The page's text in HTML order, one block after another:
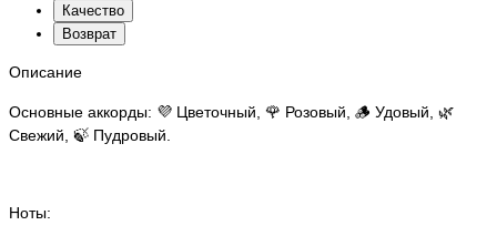
Качество
Возврат
Описание
Основные аккорды: 💜 Цветочный, 🌹 Розовый, 🪵 Удовый, 🌿
Свежий, 🍃 Пудровый.
Ноты: